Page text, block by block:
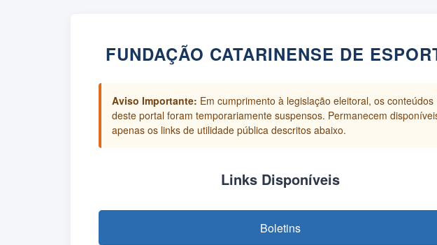
FUNDAÇÃO CATARINENSE DE
Aviso Importante: Em cumprimento à legislação eleitoral, os conteúdos
deste portal foram temporariamente suspensos. Permanecem
apenas os links de utilidade pública descritos abaixo.
Links Disponíveis
Boletins